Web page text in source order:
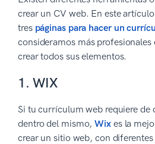
crear un CV web. En este
tres páginas para hacer un
consideramos más profesionales
crear todos sus elementos.
1. WIX
Si tu currículum web requiere de
dentro del mismo,Wixes la
crear un sitio web, con